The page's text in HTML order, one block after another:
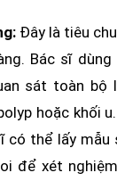
Đây là tiêu
Bác sĩ
sát toàn bộ
hoặc khối
có thể lấy
để xét